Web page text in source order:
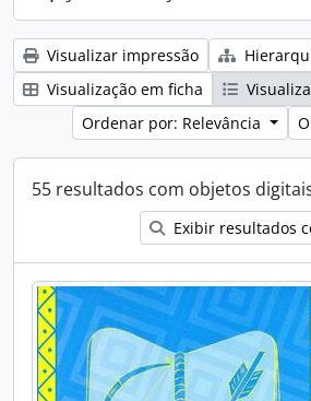
Visualizar impressão
Visualização em ficha
Ordenar por: Relevância
55 resultados com objetos
Exibir resultados